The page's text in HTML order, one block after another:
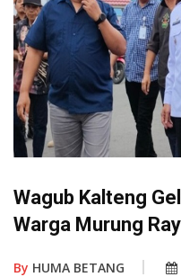
Wagub Kalteng
Warga Murung
By HUMA BETANG